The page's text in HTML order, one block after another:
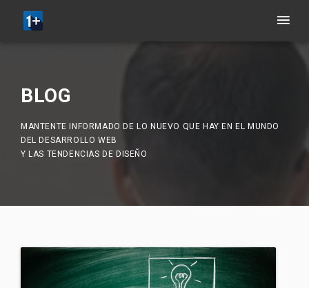
BLOG
MANTENTE INFORMADO DE LO NUEVO QUE HAY EN EL MUNDO
DEL DESARROLLO WEB
Y LAS TENDENCIAS DE DISEÑO